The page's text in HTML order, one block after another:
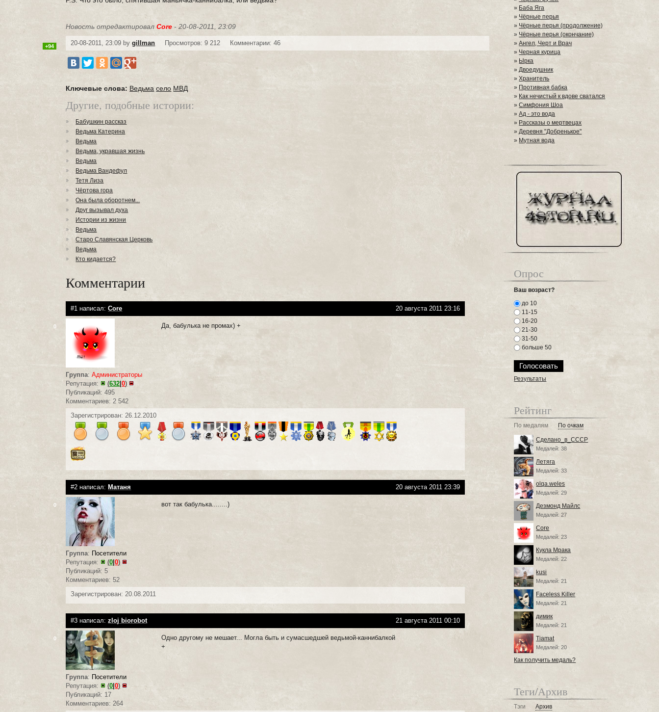
Новость отредактировалCore - 20-08-2011, 23:09
20-08-2011, 23:09 bygillman Просмотров: 9 212 Комментарии: 46
+94
Ключевые слова: Ведьма село МВД
Другие, подобные истории:
Бабушкин рассказ
Ведьма Катерина
Ведьма
Ведьма, укравшая жизнь
Ведьма
Ведьма Вандефул
Тетя Лиза
Чёртова гора
Она была оборотнем...
Друг вызывал духа
Истории из жизни
Ведьма
Старо Славянская Церковь
Ведьма
Кто кидается?
Комментарии
#1 написал:Core 20 августа 2011 23:16
0
Группа:Администраторы
Репутация:
(632 |0)
Публикаций: 495
Комментариев: 2 542
Да, бабулька не промах) +
Зарегистрирован: 26.12.2010
#2 написал: Матаня 20 августа 2011 23:39
0
Группа: Посетители
Репутация:
(0 |0)
Публикаций: 5
Комментариев: 52
вот так бабулька........)
Зарегистрирован: 20.08.2011
#3 написал:zloj biorobot 21 августа 2011 00:10
0
Группа: Посетители
Репутация:
(0|0)
Публикаций: 17
Комментариев: 264
Одно другому не мешает... Могла быть и сумасшедшей ведьмой-каннибалкой
+
» Баба Яга
»Чёрные перья
» Чёрные перья (продолжение)
» Чёрные перья (окончание)
»Ангел, Черт и Врач
» Черная курица
» Ырка
»Двоедушник
»Хранитель
» Противная бабка
» Как нечистый к вдове сватался
»Симфония Шоа
»Ад - это вода
» Рассказы о мертвецах
»Деревня "Добренькое"
» Мутная вода
Опрос
Ваш возраст?
до 10
11-15
16-20
21-30
31-50
больше 50
Результаты
Рейтинг
По медалям По очкам
Сделано_в_СССР
Медалей: 38
Летяга
Медалей: 33
olqa.weles
Медалей: 29
Дезмонд Майлс
Медалей: 27
Core
Медалей: 23
Кукла Мрака
Медалей: 22
kusi
Медалей: 21
Faceless Killer
Медалей: 21
димик
Медалей: 21
Tiamat
Медалей: 20
Как получить медаль?
Теги/Архив
Тэги Архив